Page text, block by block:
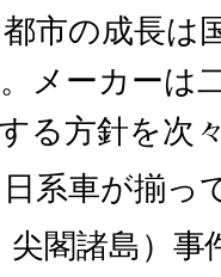
市の成長は
メーカーは
る方針を次
系車が揃っ
尖閣諸島）